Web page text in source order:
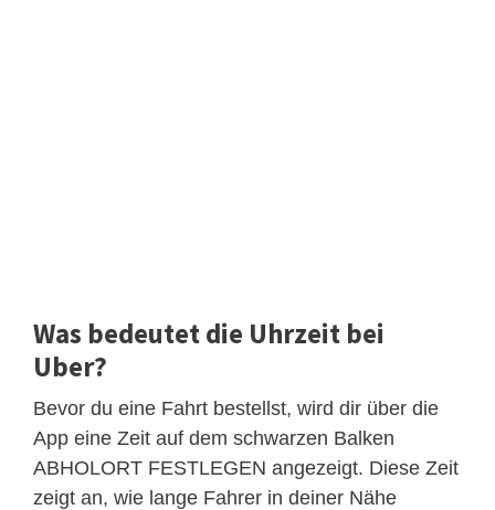
Was bedeutet die Uhrzeit bei
Uber?
Bevor du eine Fahrt bestellst, wird dir über die
App eine Zeit auf dem schwarzen Balken
ABHOLORT FESTLEGEN angezeigt. Diese Zeit
zeigt an, wie lange Fahrer in deiner Nähe